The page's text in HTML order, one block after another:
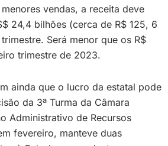
vendas, a receita deve
24,4 bilhões (cerca de R$ 125, 6
Será menor que os R$
trimestre de 2023.
ainda que o lucro da estatal pode
da 3ª Turma da Câmara
Administrativo de Recursos
fevereiro, manteve duas